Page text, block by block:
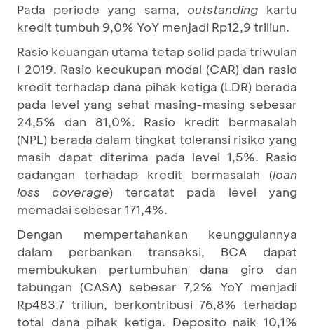
Pada periode yang sama, outstanding kartu
kredit tumbuh 9,0% YoY menjadi Rp12,9 triliun.
Rasio keuangan utama tetap solid pada triwulan
I 2019. Rasio kecukupan modal (CAR) dan rasio
kredit terhadap dana pihak ketiga (LDR) berada
pada level yang sehat masing-masing sebesar
24,5% dan 81,0%. Rasio kredit bermasalah
(NPL) berada dalam tingkat toleransi risiko yang
masih dapat diterima pada level 1,5%. Rasio
cadangan terhadap kredit bermasalah (loan
loss coverage) tercatat pada level yang
memadai sebesar 171,4%.
Dengan mempertahankan keunggulannya
dalam perbankan transaksi, BCA dapat
membukukan pertumbuhan dana giro dan
tabungan (CASA) sebesar 7,2% YoY menjadi
Rp483,7 triliun, berkontribusi 76,8% terhadap
total dana pihak ketiga. Deposito naik 10,1%